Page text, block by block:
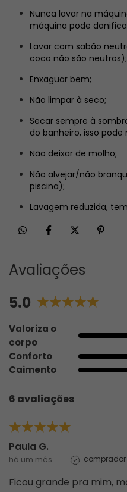
Nunca lavar na
máquina pode
Lavar com sabão
coco não são neutros);
Enxaguar bem;
Não limpar à seco;
Secar sempre à
do banheiro, isso
Não deixar de molho;
Não alvejar/não
piscina);
Lavagem reduzida,
Avaliações
5.0
Valoriza o
corpo
Conforto
Caimento
6 avaliações
Paula G.
há um mês
Ficou grande pra mim,